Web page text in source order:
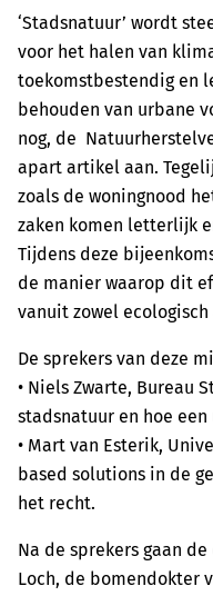
‘Stadsnatuur’ wordt
voor het halen van
toekomstbestendig en
behouden van urbane
nog, de
apart artikel aan.
zoals de woningnood
zaken komen letterlijk
Tijdens deze
de manier waarop dit
vanuit zowel
De sprekers van deze
• Niels Zwarte, Bureau
stadsnatuur en hoe
• Mart van Esterik,
based solutions in de
het recht.
Na de sprekers gaan
Loch, de bomendokter